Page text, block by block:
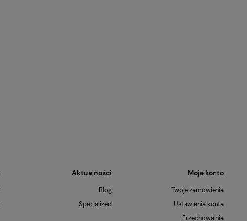
Aktualności
Blog
Specialized
Moje konto
Twoje zamówienia
Ustawienia konta
Przechowalnia